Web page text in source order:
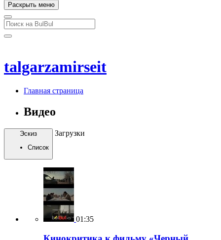
Раскрыть меню
talgarzamirseit
Главная страница
Видео
Эскиз
Список
Загрузки
01:35